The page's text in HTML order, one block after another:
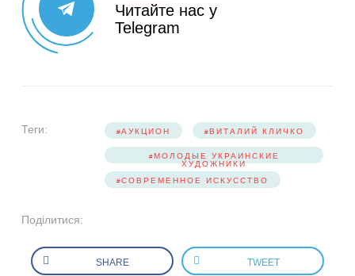
Читайте нас у
Telegram
Теги: АУКЦИОН ВИТАЛИЙ КЛИЧКО
МОЛОДЫЕ УКРАИНСКИЕ
ХУДОЖНИКИ
СОВРЕМЕННОЕ ИСКУССТВО
Поділитися:
SHARE TWEET